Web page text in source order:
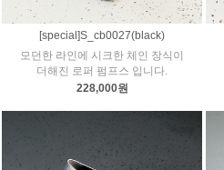
[special]S_cb0027(black)
모던한 라인에 시크한 체인 장식이
더해진 로퍼 펌프스 입니다.
228,000원